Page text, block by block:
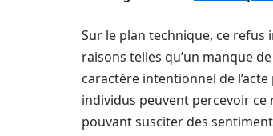
Sur le plan technique, ce refus
raisons telles qu’un manque
caractère intentionnel de
individus peuvent percevoir
pouvant susciter des